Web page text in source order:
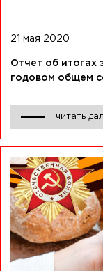
21 мая 2020
Отчет об итогах
годовом общем
читать